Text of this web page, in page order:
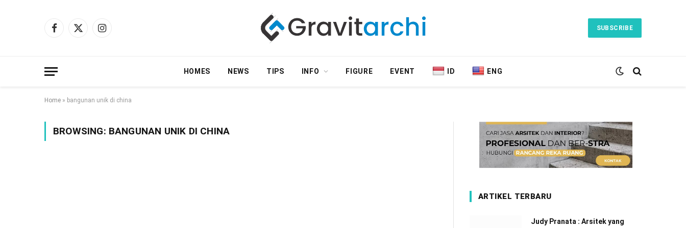
Facebook
X
Instagram SUBSCRIBE
HOMES NEWS TIPS INFO FIGURE EVENT ID ENG
Home » bangunan unik di china
BROWSING: BANGUNAN UNIK DI CHINA
ARTIKEL TERBARU
Judy Pranata : Arsitek yang